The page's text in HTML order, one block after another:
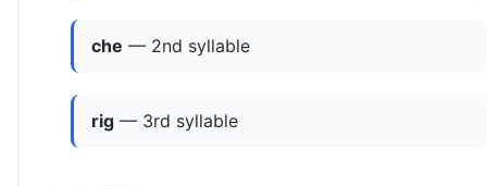
che — 2nd syllable
rig — 3rd syllable